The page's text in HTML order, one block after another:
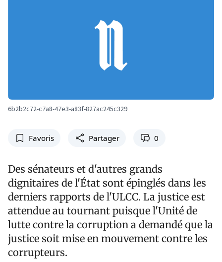
6b2b2c72-c7a8-47e3-a83f-827ac245c329
Favoris Partager 0
Des sénateurs et d'autres grands
dignitaires de l'État sont épinglés dans les
derniers rapports de l'ULCC. La justice est
attendue au tournant puisque l'Unité de
lutte contre la corruption a demandé que la
justice soit mise en mouvement contre les
corrupteurs.